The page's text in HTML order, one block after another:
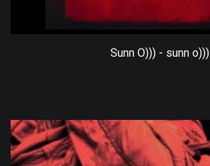
Sunn O))) - sunn o)))